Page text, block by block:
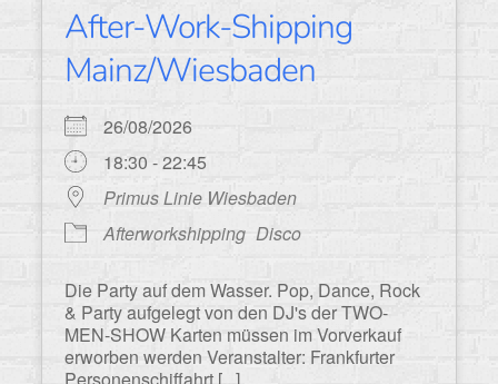
After-Work-Shipping
Mainz/Wiesbaden
26/08/2026
18:30 - 22:45
Primus Linie Wiesbaden
Afterworkshipping Disco
Die Party auf dem Wasser. Pop, Dance, Rock
& Party aufgelegt von den DJ's der TWO-
MEN-SHOW Karten müssen im Vorverkauf
erworben werden Veranstalter: Frankfurter